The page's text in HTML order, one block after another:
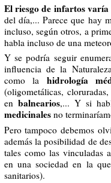
El riesgo de infartos varía
del día,... Parece que hay
incluso, según otros, a
habla incluso de una
Y se podría seguir
influencia de la
como la hidrología
(oligometálicas,
en balnearios,... Y si
medicinales no
Pero tampoco debemos
además la posibilidad de
tales como las vinculadas
en una sociedad en la
sanitarios).